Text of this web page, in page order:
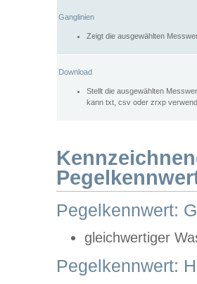
Ganglinien
Zeigt die ausgewählten
Download
Stellt die ausgewählten
kann txt, csv oder zrxp
Pegelkennwert:
gleichwertiger
Pegelkennwert: